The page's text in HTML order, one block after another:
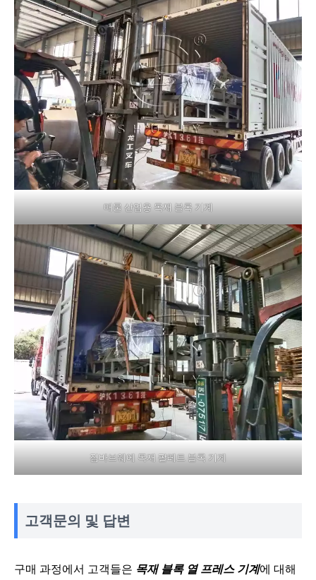
매물 산업용 목재 블록 기계
짐바브웨에 목재 팔레트 블록 기계
고객문의 및 답변
구매 과정에서 고객들은 목재 블록 열 프레스 기계에 대해